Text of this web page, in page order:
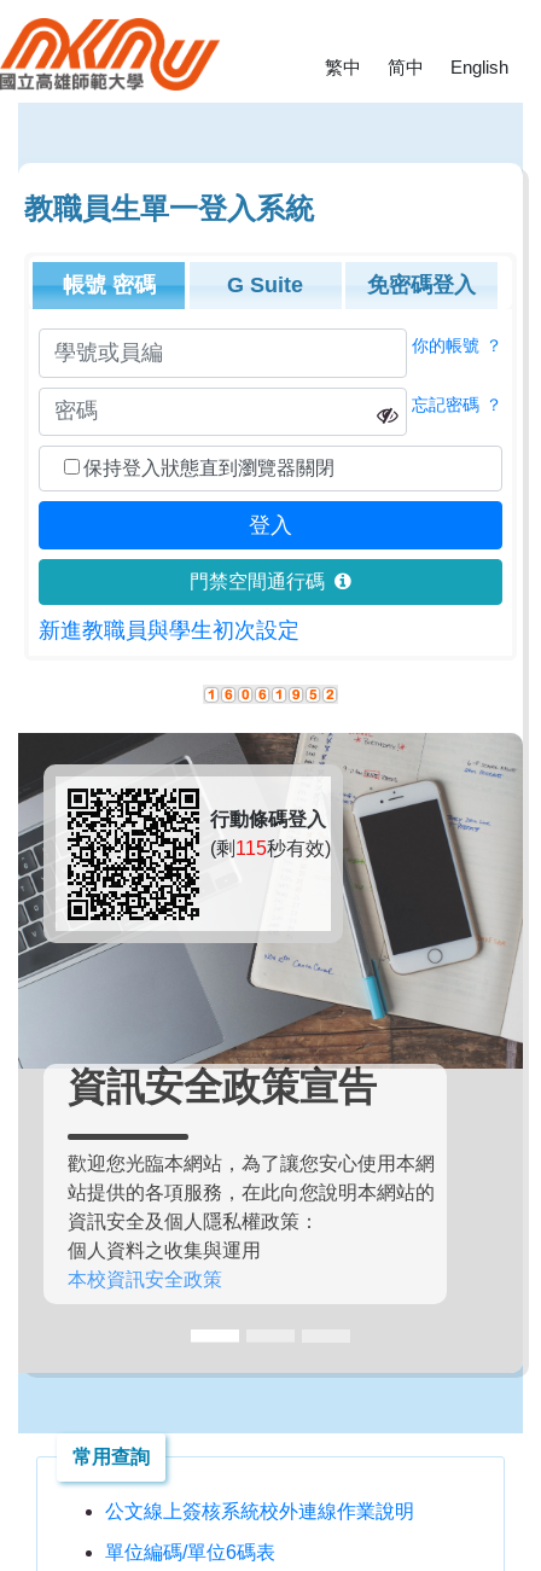
繁中 简中 English
教職員生單一登入系統
帳號 密碼 G Suite 免密碼登入
你的帳號 ？
忘記密碼 ？
保持登入狀態直到瀏覽器關閉
門禁空間通行碼
新進教職員與學生初次設定
行動條碼登入
(剩 114秒有效)
資訊安全政策宣告
歡迎您光臨本網站，為了讓您安心使用本網
站提供的各項服務，在此向您說明本網站的
資訊安全及個人隱私權政策：
個人資料之收集與運用
本校資訊安全政策
常用查詢
公文線上簽核系統校外連線作業說明
單位編碼/單位6碼表